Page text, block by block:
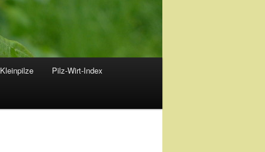
Pilz-Wirt-Index